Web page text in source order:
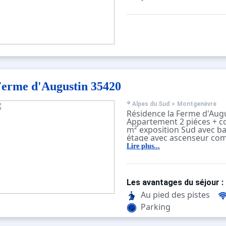
d'Augustin 35420
Alpes du Sud > Montgenèvre
Résidence la Ferme
Appartement 2 piéces +
m² exposition Sud avec
étage avec ascenseur
séjour avec un lit
avec 2 lits d'une
lave-vaisselle,salle de
WC séparés. Sol en
Parking. ANIMAUX
située sur les pistes et à
village.
Lire plus...
Les avantages du séjour :
Au pied des pistes
Parking